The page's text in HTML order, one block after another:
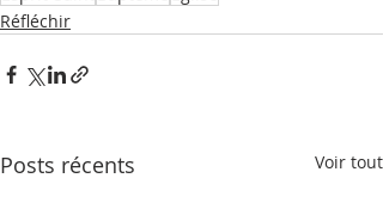
Réfléchir
Posts récents Voir tout